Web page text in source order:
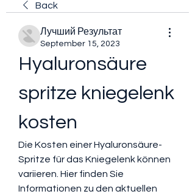
Back
Лучший Результат
September 15, 2023
Hyaluronsäure
spritze kniegelenk
kosten
Die Kosten einer Hyaluronsäure-
Spritze für das Kniegelenk können
variieren. Hier finden Sie
Informationen zu den aktuellen